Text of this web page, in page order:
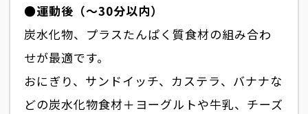
●運動後（～30分以内）
炭水化物、プラスたんぱく質食材の組み合わ
せが最適です。
おにぎり、サンドイッチ、カステラ、バナナな
どの炭水化物食材＋ヨーグルトや牛乳、チーズ